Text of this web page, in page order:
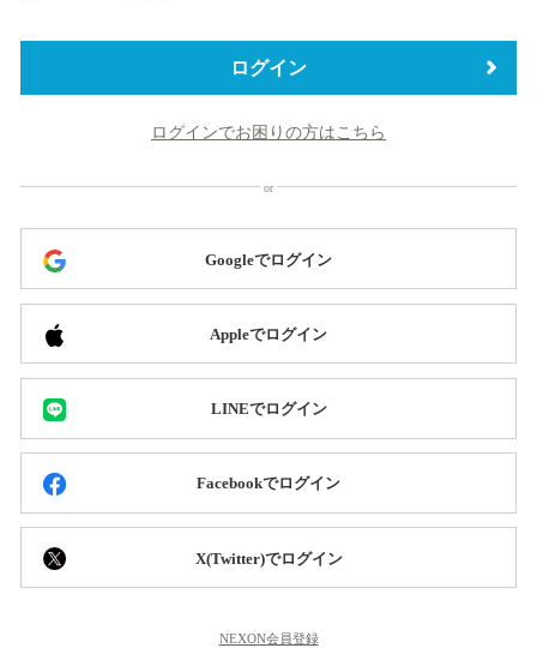
替
ログイン
ログインでお困りの方はこちら
Googleでログイン
Appleでログイン
LINEでログイン
Facebookでログイン
X(Twitter)でログイン
NEXON会員登録